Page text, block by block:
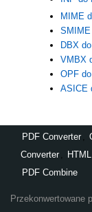
MIME
DBX
VMBX
OPF
ASICE
PDF Converter
Converter
PDF Combine
Przekonwertowane